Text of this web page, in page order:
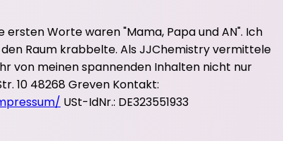
Worte waren "Mama, Papa und AN". Ich
Raum krabbelte. Als JJChemistry vermittele
von meinen spannenden Inhalten nicht nur
10 48268 Greven Kontakt:
USt-IdNr.: DE323551933